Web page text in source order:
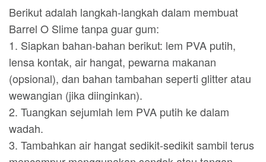
Berikut adalah langkah-langkah dalam membuat
Barrel O Slime tanpa guar gum:
1. Siapkan bahan-bahan berikut: lem PVA putih,
lensa kontak, air hangat, pewarna makanan
(opsional), dan bahan tambahan seperti glitter atau
wewangian (jika diinginkan).
2. Tuangkan sejumlah lem PVA putih ke dalam
wadah.
3. Tambahkan air hangat sedikit-sedikit sambil terus